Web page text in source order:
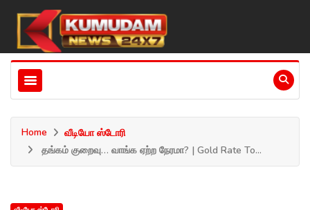
Home
வீடியோ ஸ்டோரி
தங்கம் குறைவு… வாங்க ஏற்ற நேரமா? | Gold Rate To...